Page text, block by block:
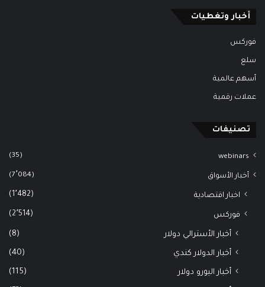
أخبار وتغطيات
فوركس
سلع
أسهم عالمية
عملات رقمية
تصنيفات
webinars
(35)
أخبار الأسواق (7٬084)
اخبار اقتصادية (1٬482)
فوركس (2٬514)
أخبار الأسترالي دولار (8)
أخبار الدولار كندي (40)
أخبار اليورو دولار (115)